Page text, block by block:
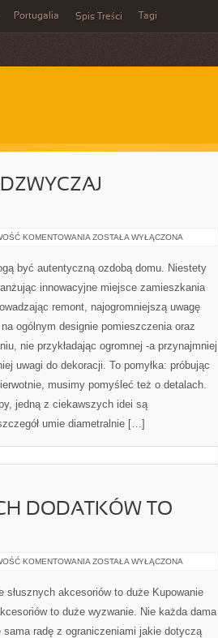
Portugalia Spis Treści Tagi
KOMENTOWANIA ODZIEŻ
NADZWYCZAJ
WYJĄTKOWY
ZOSTAŁA WYŁĄCZONA
być autentyczną ozdobą domu. Niestety
innowacyjne miejsce zamieszkania
remont, najogromniejszą uwagę
ogólnym designie pomieszczenia oraz
nie przykładając ogromnej -a przynajmniej
uwagi do dekoracji. To pomyłka: próbując
musimy pomyśleć też o detalach.
jedną z ciekawszych idei są
umie diametralnie […]
DODATKÓW TO
KOMENTOWANIA KUPOWANIE
TO
POKAŹNE
ZOSTAŁA WYŁĄCZONA
słusznych akcesoriów to duże Kupowanie
to duże wyzwanie. Nie każda dama
sama radę z ograniczeniami jakie dotyczą